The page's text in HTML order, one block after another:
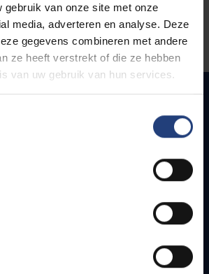
gebruik van onze site met onze
media, adverteren en analyse. Deze
gegevens combineren met andere
ze heeft verstrekt of die ze hebben
van uw gebruik van hun services.